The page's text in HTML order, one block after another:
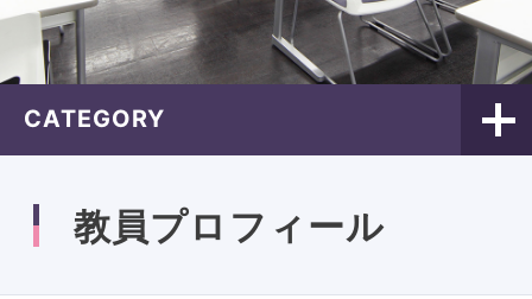
CATEGORY
教員プロフィール